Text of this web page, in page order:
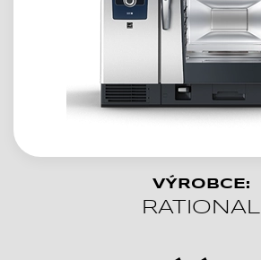
VÝROBCE:
RATIONAL